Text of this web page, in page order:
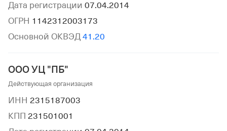
Дата регистрации 07.04.2014
ОГРН 1142312003173
Основной ОКВЭД 41.20
ООО УЦ "ПБ"
Действующая организация
ИНН 2315187003
КПП 231501001